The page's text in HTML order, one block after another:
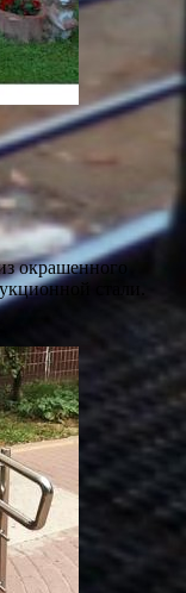
окрашенного
стали.